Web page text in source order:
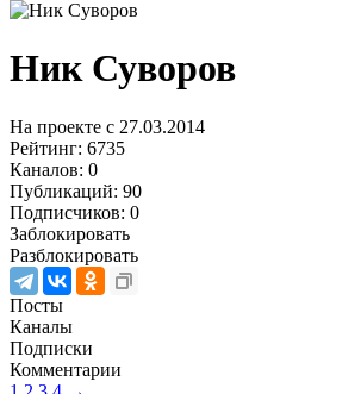
Ник Суворов
На проекте с 27.03.2014
Рейтинг: 6735
Каналов: 0
Публикаций: 90
Подписчиков: 0
Заблокировать
Разблокировать
Посты
Каналы
Подписки
Комментарии